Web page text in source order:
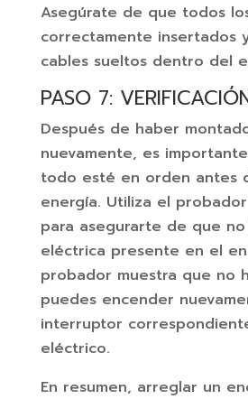
Asegúrate de que todos
correctamente insertados
cables sueltos dentro del
PASO 7:
Después de haber
nuevamente, es
todo esté en orden antes
energía. Utiliza el
para asegurarte de que
eléctrica presente en el
probador muestra que no
puedes encender
interruptor
eléctrico.
En resumen, arreglar un